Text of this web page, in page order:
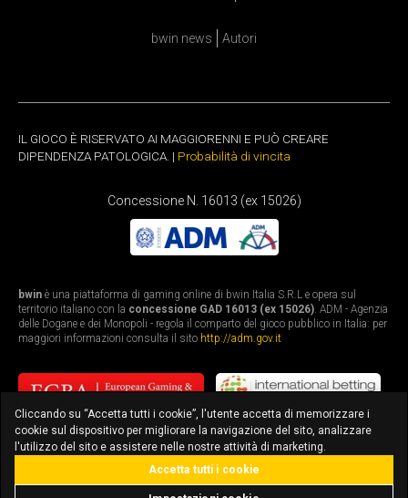
bwin news Autori
IL GIOCO È RISERVATO AI MAGGIORENNI E PUÒ CREARE
DIPENDENZA PATOLOGICA. | Probabilità di vincita
Concessione N. 16013 (ex 15026)
bwin è una piattaforma di gaming online di bwin Italia S.R.L e opera sul
territorio italiano con la concessione GAD 16013 (ex 15026). ADM - Agenzia
delle Dogane e dei Monopoli - regola il comparto del gioco pubblico in Italia: per
maggiori informazioni consulta il sito http://adm.gov.it
bonus fino a 3.010€ scarica l'app
Cliccando su “Accetta tutti i cookie”, l'utente accetta di memorizzare i
cookie sul dispositivo per migliorare la navigazione del sito, analizzare
l'utilizzo del sito e assistere nelle nostre attività di marketing.
Accetta tutti i cookie